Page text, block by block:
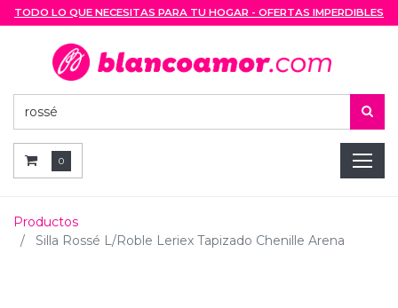
TODO LO QUE NECESITAS PARA TU HOGAR - OFERTAS IMPERDIBLES
0
Productos
Silla Rossé L/Roble Leriex Tapizado Chenille Arena